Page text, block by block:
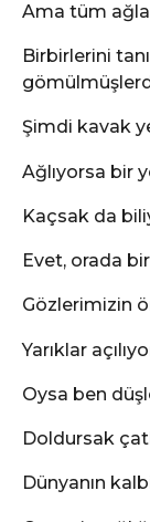
Ama tüm
Birbirlerini
Şimdi kavak
Ağlıyorsa bir
Kaçsak da
Evet, orada
Gözlerimizin
Yarıklar
Oysa ben
Doldursak
Dünyanın